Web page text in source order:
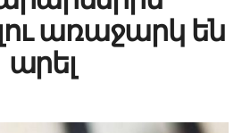
առաջարկ են
արել